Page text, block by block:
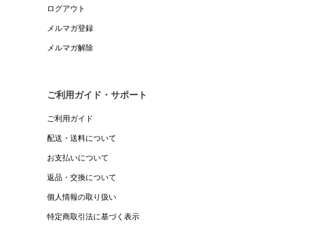
ログアウト
メルマガ登録
メルマガ解除
ご利用ガイド・サポート
ご利用ガイド
配送・送料について
お支払いについて
返品・交換について
個人情報の取り扱い
特定商取引法に基づく表示